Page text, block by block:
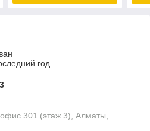
год
301 (этаж 3), Алматы,